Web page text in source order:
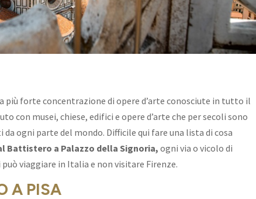
più forte concentrazione di opere d’arte conosciute in tutto il
con musei, chiese, edifici e opere d’arte che per secoli sono
ogni parte del mondo. Difficile qui fare una lista di cosa
Battistero a Palazzo della Signoria, ogni via o vicolo di
viaggiare in Italia e non visitare Firenze.
A PISA